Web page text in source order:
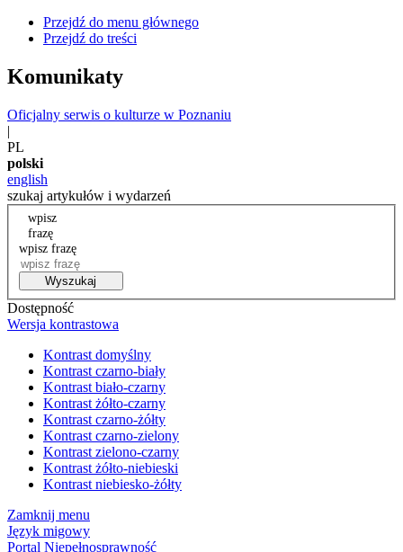
Przejdź do menu głównego
Przejdź do treści
Komunikaty
Oficjalny serwis o kulturze w Poznaniu
|
PL
polski
english
szukaj artykułów i wydarzeń
wpisz
frazę
wpisz frazę
Wyszukaj
Dostępność
Wersja kontrastowa
Kontrast domyślny
Kontrast czarno-biały
Kontrast biało-czarny
Kontrast żółto-czarny
Kontrast czarno-żółty
Kontrast czarno-zielony
Kontrast zielono-czarny
Kontrast żółto-niebieski
Kontrast niebiesko-żółty
Zamknij menu
Język migowy
Portal Niepełnosprawność